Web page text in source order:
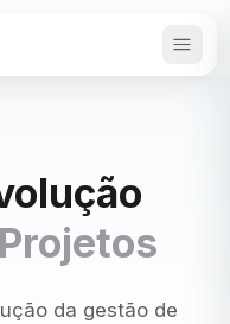
Abrir
da gestão de